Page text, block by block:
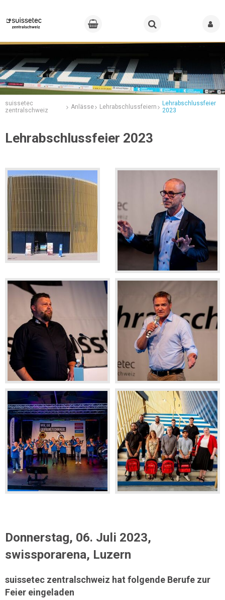
suissetec
zentralschweiz
Anlässe Lehrabschlussfeiern
Lehrabschlussfeier
2023
Lehrabschlussfeier 2023
Donnerstag, 06. Juli 2023,
swissporarena, Luzern
suissetec zentralschweiz hat folgende Berufe zur
Feier eingeladen